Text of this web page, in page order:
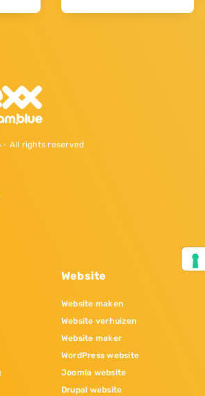
- All rights reserved
Website
Website maken
Website verhuizen
Website maker
WordPress website
Joomla website
Drupal website